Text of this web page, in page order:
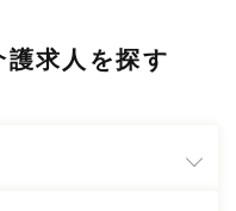
護求人を探す